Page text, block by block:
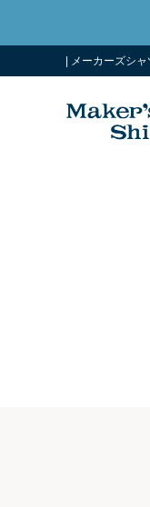
| メーカーズシ